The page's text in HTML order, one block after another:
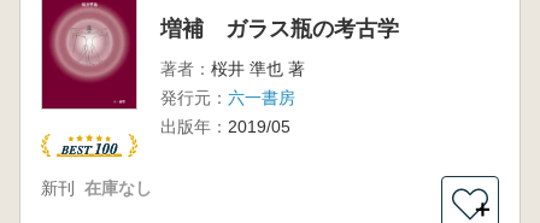
増補 ガラス瓶の考古学
著者： 桜井 準也 著
発行元： 六一書房
出版年： 2019/05
新刊 在庫なし
＋